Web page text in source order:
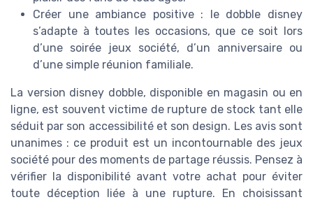
Créer une ambiance positive : le dobble disney
s’adapte à toutes les occasions, que ce soit lors
d’une soirée jeux société, d’un anniversaire ou
d’une simple réunion familiale.
La version disney dobble, disponible en magasin ou en
ligne, est souvent victime de rupture de stock tant elle
séduit par son accessibilité et son design. Les avis sont
unanimes : ce produit est un incontournable des jeux
société pour des moments de partage réussis. Pensez à
vérifier la disponibilité avant votre achat pour éviter
toute déception liée à une rupture. En choisissant